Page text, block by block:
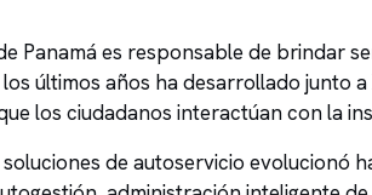
Panamá es responsable de brindar
últimos años ha desarrollado junto
los ciudadanos interactúan con la
de autoservicio evolucionó